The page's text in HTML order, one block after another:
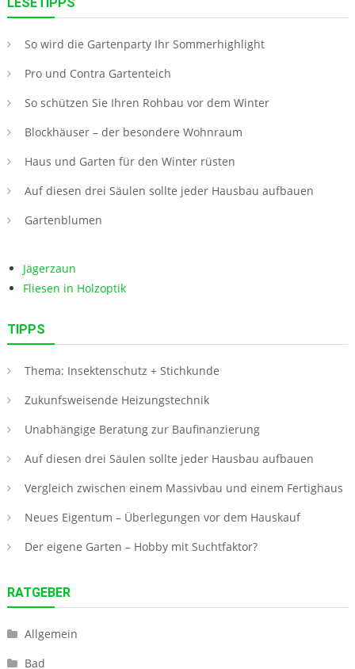
So wird die Gartenparty Ihr Sommerhighlight
Pro und Contra Gartenteich
So schützen Sie Ihren Rohbau vor dem Winter
Blockhäuser – der besondere Wohnraum
Haus und Garten für den Winter rüsten
Auf diesen drei Säulen sollte jeder Hausbau aufbauen
Gartenblumen
Jägerzaun
Fliesen in Holzoptik
TIPPS
Thema: Insektenschutz + Stichkunde
Zukunfsweisende Heizungstechnik
Unabhängige Beratung zur Baufinanzierung
Auf diesen drei Säulen sollte jeder Hausbau aufbauen
Vergleich zwischen einem Massivbau und einem Fertighaus
Neues Eigentum – Überlegungen vor dem Hauskauf
Der eigene Garten – Hobby mit Suchtfaktor?
RATGEBER
Allgemein
Bad